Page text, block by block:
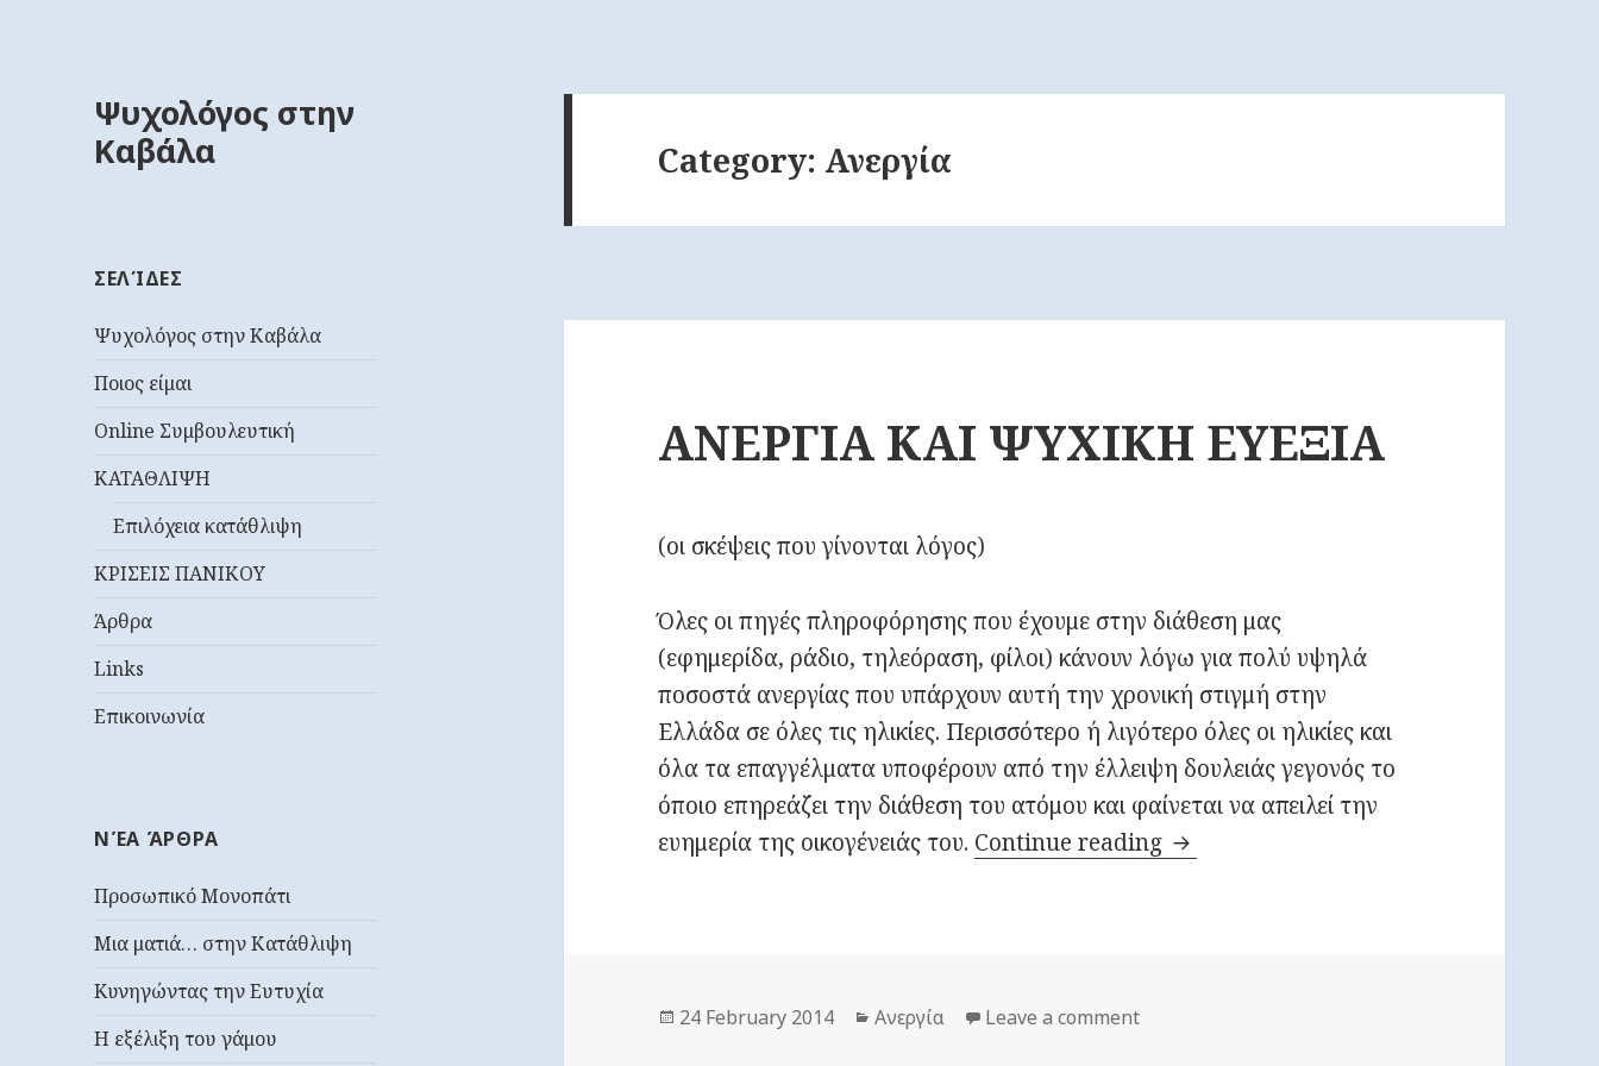
Ψυχολόγος στην
Καβάλα
ΣΕΛΊΔΕΣ
Ψυχολόγος στην Καβάλα
Ποιος είμαι
Online Συμβουλευτική
ΚΑΤΑΘΛΙΨΗ
Επιλόχεια κατάθλιψη
ΚΡΙΣΕΙΣ ΠΑΝΙΚΟΥ
Άρθρα
Links
Επικοινωνία
ΝΈΑ ΆΡΘΡΑ
Προσωπικό Μονοπάτι
Μια ματιά… στην Κατάθλιψη
Κυνηγώντας την Ευτυχία
Η εξέλιξη του γάμου
Category: Ανεργία
ΑΝΕΡΓΙΑ ΚΑΙ ΨΥΧΙΚΗ ΕΥΕΞΙΑ
(οι σκέψεις που γίνονται λόγος)
Όλες οι πηγές πληροφόρησης που έχουμε στην διάθεση μας
(εφημερίδα, ράδιο, τηλεόραση, φίλοι) κάνουν λόγω για πολύ υψηλά
ποσοστά ανεργίας που υπάρχουν αυτή την χρονική στιγμή στην
Ελλάδα σε όλες τις ηλικίες. Περισσότερο ή λιγότερο όλες οι ηλικίες και
όλα τα επαγγέλματα υποφέρουν από την έλλειψη δουλειάς γεγονός το
όποιο επηρεάζει την διάθεση του ατόμου και φαίνεται να απειλεί την
ευημερία της οικογένειάς του. Continue reading ΑΝΕΡΓΙΑ ΚΑΙ ΨΥΧΙΚΗ ΕΥΕΞΙΑ
Posted
24 February 2014 Categories
Ανεργία Leave a comment